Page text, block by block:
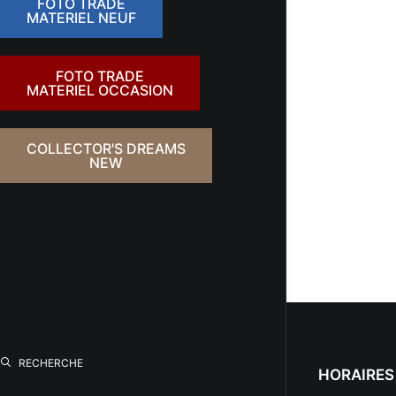
FOTO TRADE
MATERIEL NEUF
FOTO TRADE
MATERIEL OCCASION
COLLECTOR'S DREAMS
NEW
RECHERCHE